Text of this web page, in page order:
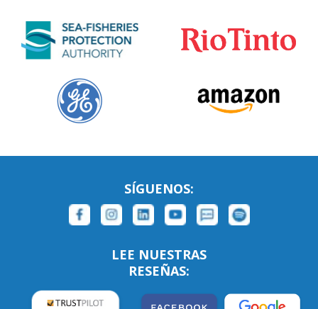
SÍGUENOS:
LEE NUESTRAS
RESEÑAS: